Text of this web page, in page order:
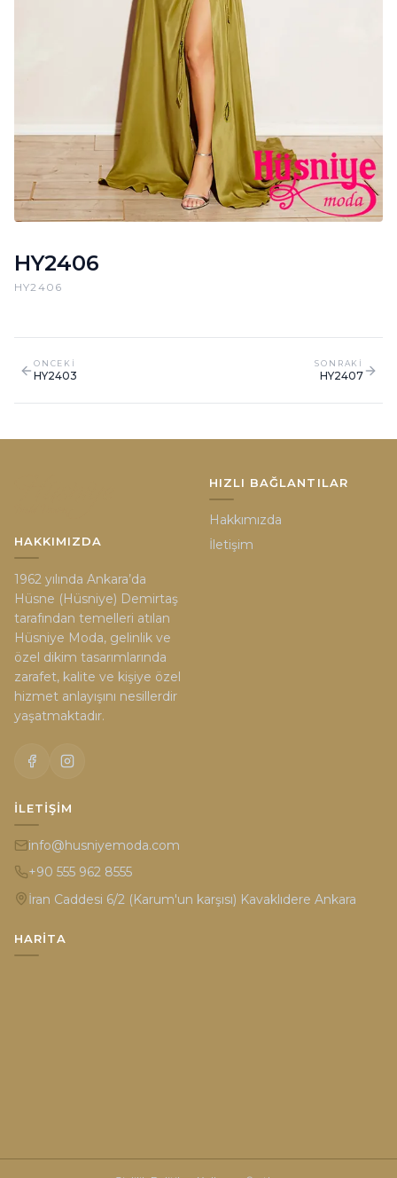
HY2406
HY2406
ONCEKI
HY2403
SONRAKI
HY2407
HAKKIMIZDA
1962 yılında Ankara’da
Hüsne (Hüsniye) Demirtaş
tarafından temelleri atılan
Hüsniye Moda, gelinlik ve
özel dikim tasarımlarında
zarafet, kalite ve kişiye özel
hizmet anlayışını nesillerdir
yaşatmaktadır.
HIZLI BAĞLANTILAR
Hakkımızda
İletişim
İLETIŞIM
info@husniyemoda.com
+90 555 962 8555
İran Caddesi 6/2 (Karum'un karşısı) Kavaklıdere Ankara
HARITA